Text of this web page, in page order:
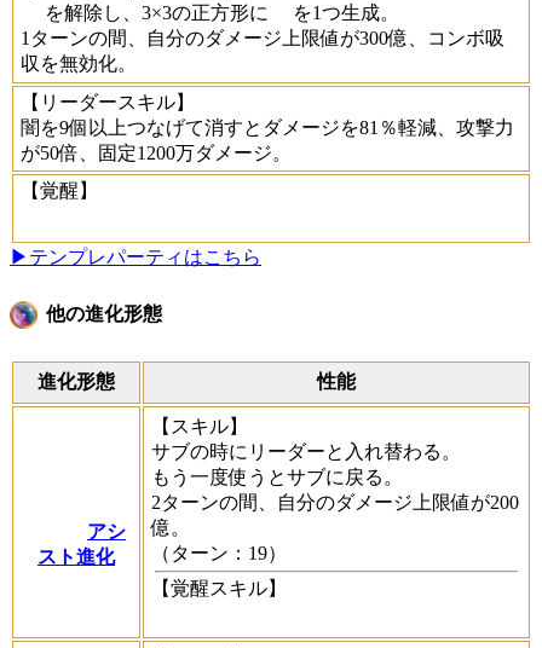
を解除し、3×3の正方形に
を1つ生成。
1ターンの間、自分のダメージ上限値が300億、コンボ吸
収を無効化。
【リーダースキル】
闇を9個以上つなげて消すとダメージを81％軽減、攻撃力
が50倍、固定1200万ダメージ。
【覚醒】
▶テンプレパーティはこちら
他の進化形態
進化形態 性能
アシ
スト進化
【スキル】
サブの時にリーダーと入れ替わる。
もう一度使うとサブに戻る。
2ターンの間、自分のダメージ上限値が200
億。
（ターン：19）
【覚醒スキル】